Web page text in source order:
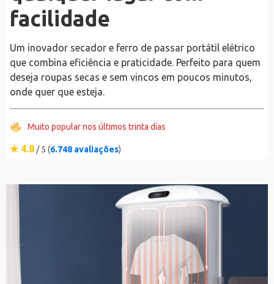
facilidade
Um inovador secador e ferro de passar portátil elétrico
que combina eficiência e praticidade. Perfeito para quem
deseja roupas secas e sem vincos em poucos minutos,
onde quer que esteja.
Muito popular nos últimos trinta dias
★ 4.8 / 5 (6.748 avaliações)